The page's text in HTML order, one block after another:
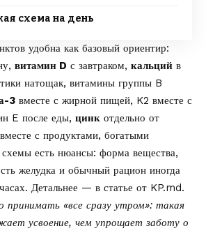
схема на день
удобна как базовый ориентир:
витамин D с завтраком, кальций в
натощак, витамины группы B
3 вместе с жирной пищей, K2 вместе с
E после еды, цинк отдельно от
вместе с продуктами, богатыми
есть нюансы: форма вещества,
желудка и обычный рацион иногда
Детальнее — в статье от KP.md.
«все сразу утром»: такая
усвоение, чем упрощает заботу о